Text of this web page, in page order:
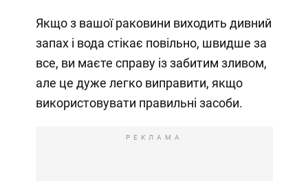
Якщо з вашої раковини виходить дивний
запах і вода стікає повільно, швидше за
все, ви маєте справу із забитим зливом,
але це дуже легко виправити, якщо
використовувати правильні засоби.
РЕКЛАМА